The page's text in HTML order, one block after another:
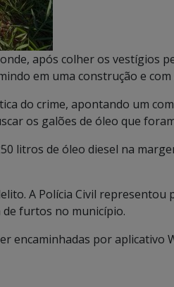
após colher os vestígios
em uma construção e
do crime, apontando um
os galões de óleo que
litros de óleo diesel na
A Polícia Civil
furtos no município.
encaminhadas por aplicativo